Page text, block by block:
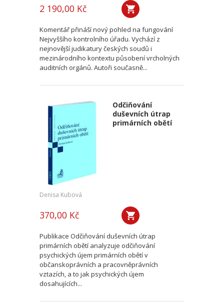
2 190,00 Kč
Komentář přináší nový pohled na fungování
Nejvyššího kontrolního úřadu. Vychází z
nejnovější judikatury českých soudů i
mezinárodního kontextu působení vrcholných
auditních orgánů. Autoři současně...
Odčiňování
duševních útrap
primárních obětí
Denisa Kubová
370,00 Kč
Publikace Odčiňování duševních útrap
primárních obětí analyzuje odčiňování
psychických újem primárních obětí v
občanskoprávních a pracovněprávních
vztazích, a to jak psychických újem
dosahujících...